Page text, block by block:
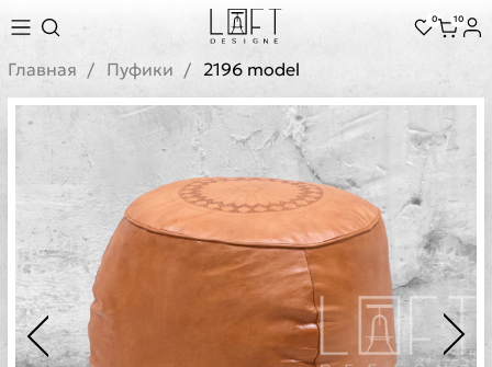
0 10
Главная Пуфики 2196 model